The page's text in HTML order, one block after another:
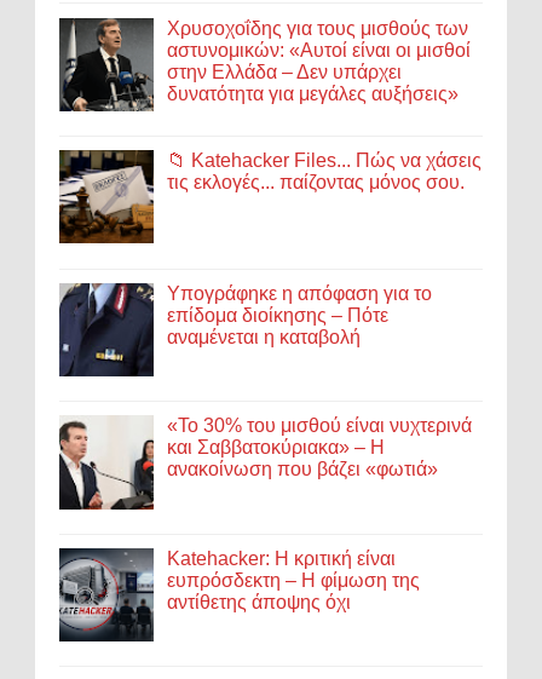
Χρυσοχοΐδης για τους μισθούς των
αστυνομικών: «Αυτοί είναι οι μισθοί
στην Ελλάδα – Δεν υπάρχει
δυνατότητα για μεγάλες αυξήσεις»
📁 Katehacker Files... Πώς να χάσεις
τις εκλογές... παίζοντας μόνος σου.
Υπογράφηκε η απόφαση για το
επίδομα διοίκησης – Πότε
αναμένεται η καταβολή
«Το 30% του μισθού είναι νυχτερινά
και Σαββατοκύριακα» – Η
ανακοίνωση που βάζει «φωτιά»
Katehacker: Η κριτική είναι
ευπρόσδεκτη – Η φίμωση της
αντίθετης άποψης όχι